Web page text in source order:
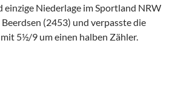
einzige Niederlage im Sportland NRW
(2453) und verpasste die
5½/9 um einen halben Zähler.
Sportland NRW Mädchen Cup